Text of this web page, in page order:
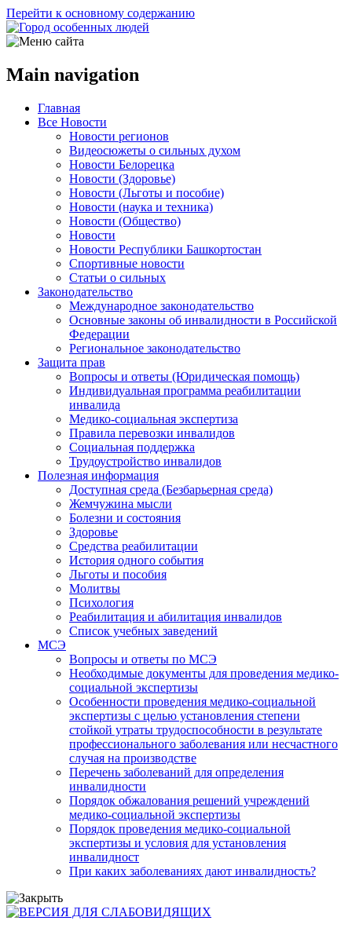
Перейти к основному содержанию
Main navigation
Главная
Все Новости
Новости регионов
Видеосюжеты о сильных духом
Новости Белорецка
Новости (Здоровье)
Новости (Льготы и пособие)
Новости (наука и техника)
Новости (Общество)
Новости
Новости Республики Башкортостан
Спортивные новости
Статьи о сильных
Законодательство
Международное законодательство
Основные законы об инвалидности в Российской
Федерации
Региональное законодательство
Защита прав
Вопросы и ответы (Юридическая помощь)
Индивидуальная программа реабилитации
инвалида
Медико-социальная экспертиза
Правила перевозки инвалидов
Социальная поддержка
Трудоустройство инвалидов
Полезная информация
Доступная среда (Безбарьерная среда)
Жемчужина мысли
Болезни и состояния
Здоровье
Средства реабилитации
История одного события
Льготы и пособия
Молитвы
Психология
Реабилитация и абилитация инвалидов
Список учебных заведений
МСЭ
Вопросы и ответы по МСЭ
Необходимые документы для проведения медико-
социальной экспертизы
Особенности проведения медико-социальной
экспертизы с целью установления степени
стойкой утраты трудоспособности в результате
профессионального заболевания или несчастного
случая на производстве
Перечень заболеваний для определения
инвалидности
Порядок обжалования решений учреждений
медико-социальной экспертизы
Порядок проведения медико-социальной
экспертизы и условия для установления
инвалидност
При каких заболеваниях дают инвалидность?